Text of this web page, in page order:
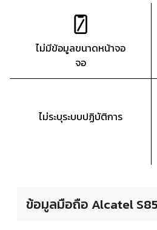
ไม่มีข้อมูลขนาดหน้าจอ
จอ
ไม่ระบุระบบปฏิบัติการ
ข้อมูลมือถือ Alcatel